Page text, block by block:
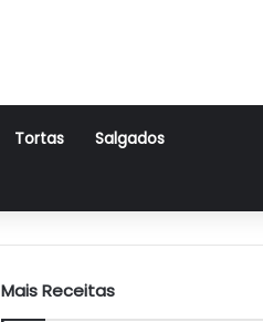
Tortas Salgados
Mais Receitas